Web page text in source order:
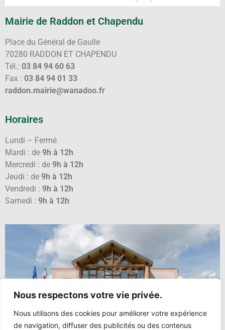
Nous respectons votre vie privée.
Nous utilisons des cookies pour améliorer votre expérience
de navigation, diffuser des publicités ou des contenus
Mairie de Raddon et Chapendu
Place du Général de Gaulle
70280 RADDON ET CHAPENDU
Tél.: 03 84 94 60 63
Fax : 03 84 94 01 33
raddon.mairie@wanadoo.fr
Horaires
Lundi – Fermé
Mardi : de 9h à 12h
Mercredi : de 9h à 12h
Jeudi : de 9h à 12h
Vendredi : 9h à 12h
Samedi : 9h à 12h